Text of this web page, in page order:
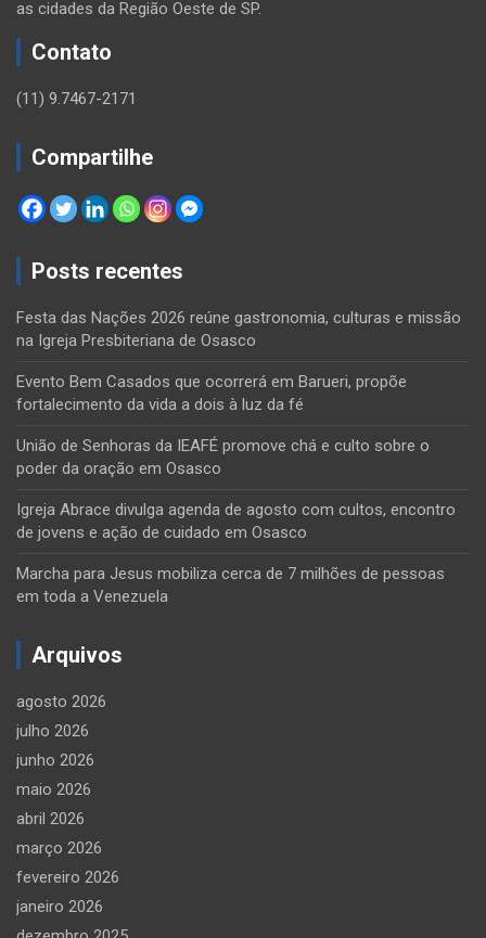
as cidades da Região Oeste de SP.
Contato
(11) 9.7467-2171
Compartilhe
Posts recentes
Festa das Nações 2026 reúne gastronomia, culturas e missão
na Igreja Presbiteriana de Osasco
Evento Bem Casados que ocorrerá em Barueri, propõe
fortalecimento da vida a dois à luz da fé
União de Senhoras da IEAFÉ promove chá e culto sobre o
poder da oração em Osasco
Igreja Abrace divulga agenda de agosto com cultos, encontro
de jovens e ação de cuidado em Osasco
Marcha para Jesus mobiliza cerca de 7 milhões de pessoas
em toda a Venezuela
Arquivos
agosto 2026
julho 2026
junho 2026
maio 2026
abril 2026
março 2026
fevereiro 2026
janeiro 2026